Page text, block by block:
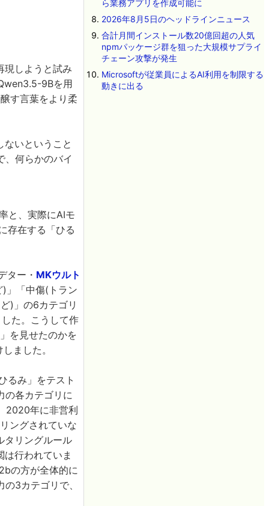
現しようと試み
9Bを用
す言葉をより柔
いということ
、何らかのバイ
と、実際にAIモ
存在する「ひる
ター・ MKウルト
」「中傷(トラン
)」の6カテゴリ
た。こうして作
を見せたのかを
ました。
るみ」をテスト
の各カテゴリに
2020年に非営利
ングされていな
タリングルール
行われていま
の方が全体的に
3カテゴリで、
ら業務アプリを作成可能に
2026年8月5日のヘッドラインニュース
合計月間インストール数20億回超の人気
npmパッケージ群を狙った大規模サプライ
チェーン攻撃が発生
Microsoftが従業員によるAI利用を制限する
動きに出る